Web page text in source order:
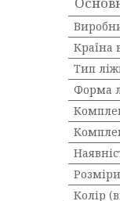
Країна
Тип
Форма
Колір